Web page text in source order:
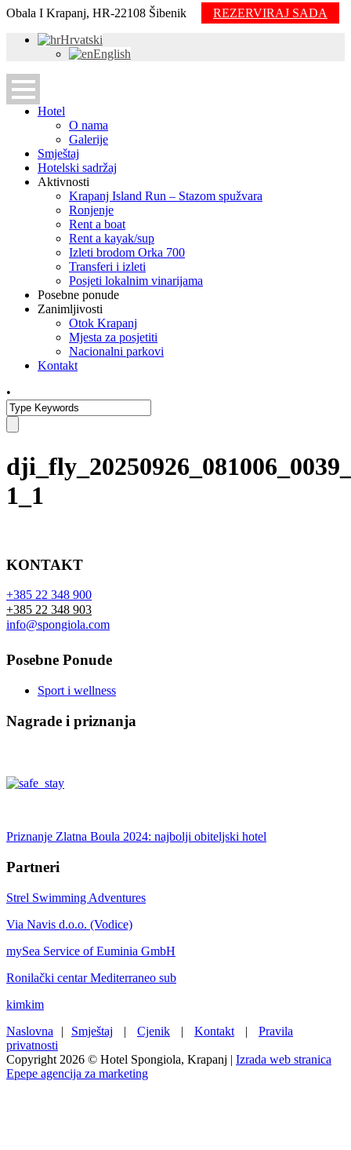
Obala I Krapanj, HR-22108 Šibenik
REZERVIRAJ SADA
Hrvatski
English
Hotel
O nama
Galerije
Smještaj
Hotelski sadržaj
Aktivnosti
Krapanj Island Run – Stazom spužvara
Ronjenje
Rent a boat
Rent a kayak/sup
Izleti brodom Orka 700
Transferi i izleti
Posjeti lokalnim vinarijama
Posebne ponude
Zanimljivosti
Otok Krapanj
Mjesta za posjetiti
Nacionalni parkovi
Kontakt
•
1_1
KONTAKT
+385 22 348 900
+385 22 348 903
info@spongiola.com
Posebne Ponude
Sport i wellness
Nagrade i priznanja
Priznanje Zlatna Boula 2024: najbolji obiteljski hotel
Partneri
Strel Swimming Adventures
Via Navis d.o.o. (Vodice)
mySea Service of Euminia GmbH
Ronilački centar Mediterraneo sub
kimkim
Naslovna
| Smještaj | Cjenik | Kontakt |
Pravila
privatnosti
Copyright 2026 © Hotel Spongiola, Krapanj | Izrada web stranica
Epepe agencija za marketing